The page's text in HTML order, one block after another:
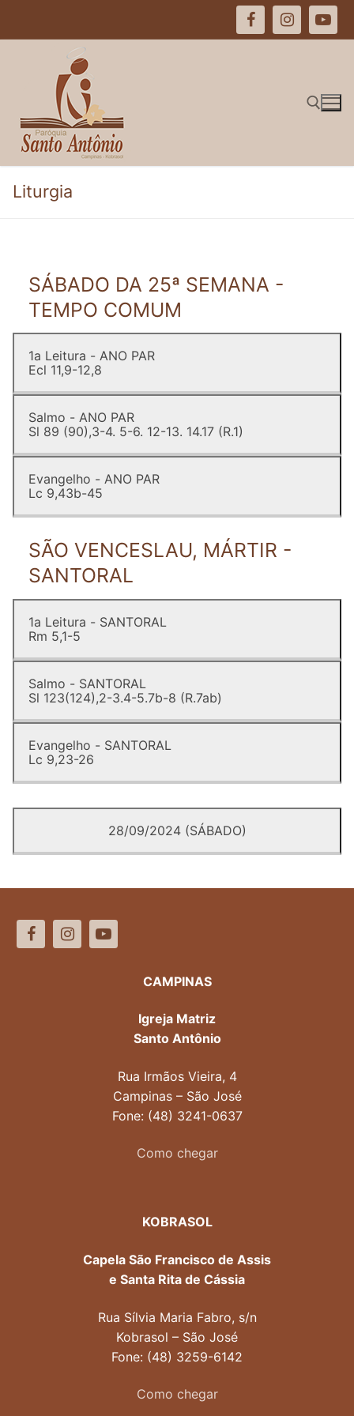
Pesquisar por:
Liturgia
SÁBADO DA 25ª SEMANA -
TEMPO COMUM
1a Leitura - ANO PAR
Ecl 11,9-12,8
Salmo - ANO PAR
Sl 89 (90),3-4. 5-6. 12-13. 14.17 (R.1)
Evangelho - ANO PAR
Lc 9,43b-45
SÃO VENCESLAU, MÁRTIR -
SANTORAL
1a Leitura - SANTORAL
Rm 5,1-5
Salmo - SANTORAL
Sl 123(124),2-3.4-5.7b-8 (R.7ab)
Evangelho - SANTORAL
Lc 9,23-26
28/09/2024 (SÁBADO)
CAMPINAS
Igreja Matriz
Santo Antônio
Rua Irmãos Vieira, 4
Campinas – São José
Fone: (48) 3241-0637
Como chegar
KOBRASOL
Capela São Francisco de Assis
e Santa Rita de Cássia
Rua Sílvia Maria Fabro, s/n
Kobrasol – São José
Fone: (48) 3259-6142
Como chegar